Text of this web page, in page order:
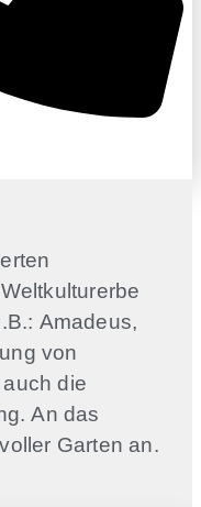
Amadeus,
von
die
An das
Garten an.